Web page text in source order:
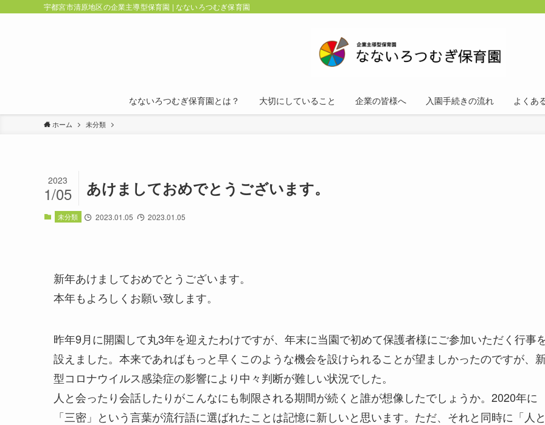
宇都宮市清原地区の企業主導型保育園 | なないろつむぎ保育園
なないろつむぎ保育園とは？ 大切にしていること 企業の皆様へ 入園手続きの流れ よくあ
ホーム 未分類
あけましておめでとうございます。
2023
1/05
未分類 2023.01.05 2023.01.05
新年あけましておめでとうございます。
本年もよろしくお願い致します。
昨年9月に開園して丸3年を迎えたわけですが、年末に当園で初めて保護者様にご参加いただく行事
設えました。本来であればもっと早くこのような機会を設けられることが望ましかったのですが、
型コロナウイルス感染症の影響により中々判断が難しい状況でした。
人と会ったり会話したりがこんなにも制限される期間が続くと誰が想像したでしょうか。2020年に
「三密」という言葉が流行語に選ばれたことは記憶に新しいと思います。ただ、それと同時に「人と